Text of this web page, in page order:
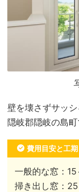
壁を壊さずサッ
隠岐郡隠岐の島
費用目安と工期
一般的な窓：
掃き出し窓：